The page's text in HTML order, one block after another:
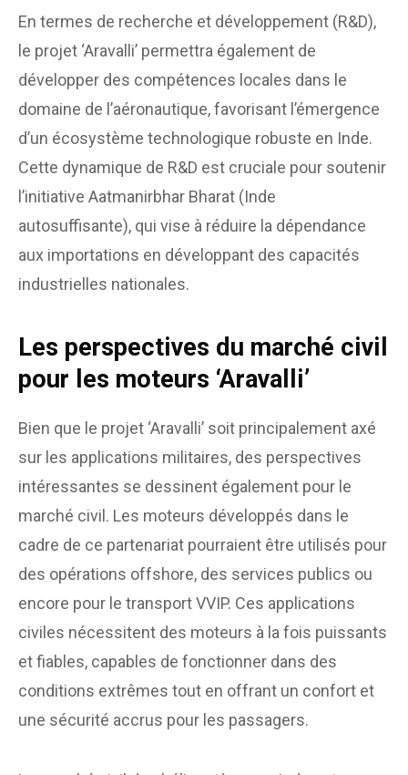
En termes de recherche et développement (R&D),
le projet ‘Aravalli’ permettra également de
développer des compétences locales dans le
domaine de l’aéronautique, favorisant l’émergence
d’un écosystème technologique robuste en Inde.
Cette dynamique de R&D est cruciale pour soutenir
l’initiative Aatmanirbhar Bharat (Inde
autosuffisante), qui vise à réduire la dépendance
aux importations en développant des capacités
industrielles nationales.
Les perspectives du marché civil
pour les moteurs ‘Aravalli’
Bien que le projet ‘Aravalli’ soit principalement axé
sur les applications militaires, des perspectives
intéressantes se dessinent également pour le
marché civil. Les moteurs développés dans le
cadre de ce partenariat pourraient être utilisés pour
des opérations offshore, des services publics ou
encore pour le transport VVIP. Ces applications
civiles nécessitent des moteurs à la fois puissants
et fiables, capables de fonctionner dans des
conditions extrêmes tout en offrant un confort et
une sécurité accrus pour les passagers.